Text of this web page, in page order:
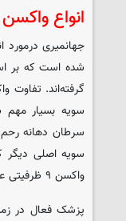
انواع واکسن HPV
واکسن ۹ ظرفیتی علاوه بر سویه‌های گفته شده از ۵ سویه‌ی سرطانزای دیگر هم پیشگیری می‌کند.
پزشک فعال در